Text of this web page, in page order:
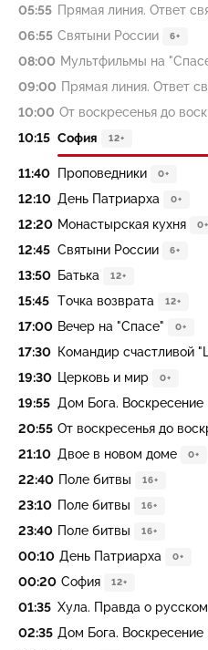
05:55 Прямая линия. Ответ
06:55 Святыни России 6+
08:00 Мультфильмы на
09:00 Прямая линия. Ответ
10:00 От воскресенья до
10:15 София 12+
11:40 Проповедники 0+
12:10 День Патриарха 0+
12:20 Монастырская кухня 0+
12:45 Святыни России 6+
13:50 Батька 12+
15:45 Точка возврата 12+
17:00 Вечер на "Спасе" 0+
17:30 Командир счастливой
19:30 Церковь и мир 0+
19:55 Дом Бога.
20:55 От воскресенья до
21:10 Двое в новом доме 0+
22:40 Поле битвы 16+
23:10 Поле битвы 16+
23:40 Поле битвы 16+
00:10 День Патриарха 0+
00:20 София 12+
01:35 Хула. Правда о
02:35 Дом Бога.